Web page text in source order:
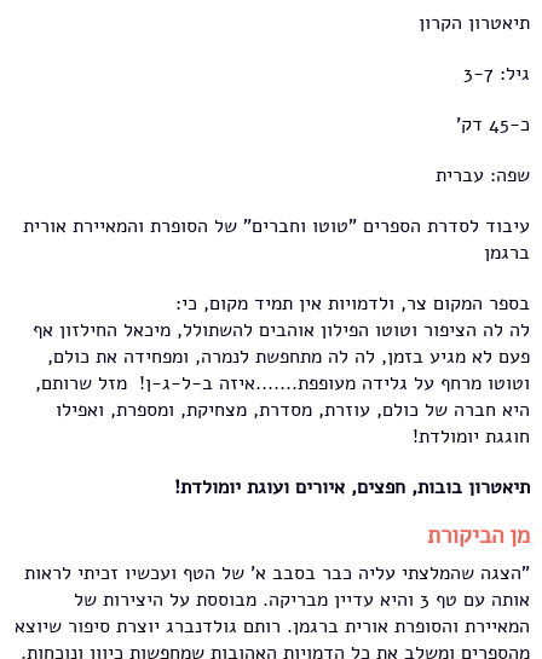
תיאטרון הקרון
גיל: 3-7
כ-45 דק'
שפה: עברית
עיבוד לסדרת הספרים "טוטו וחברים" של הסופרת והמאיירת אורית
ברגמן
בספר המקום צר, ולדמויות אין תמיד מקום, כי:
לה לה הציפור וטוטו הפילון אוהבים להשתולל, מיכאל החילזון אף
פעם לא מגיע בזמן, לה לה מתחפשת לנמרה, ומפחידה את כולם,
וטוטו מרחף על גלידה מעופפת.......איזה ב-ל-ג-ן! מזל שרותם,
היא חברה של כולם, עוזרת, מסדרת, מצחיקת, ומספרת, ואפילו
חוגגת יומולדת!
תיאטרון בובות, חפצים, איורים ועוגת יומולדת!
מן הביקורת
"הצגה שהמלצתי עליה כבר בסבב א' של הטף ועכשיו זכיתי לראות
אותה עם טף 3 והיא עדיין מבריקה. מבוססת על היצירות של
המאיירת והסופרת אורית ברגמן. רותם גולדנברג יוצרת סיפור שיוצא
מהספרים ומשלב את כל הדמויות האהובות שמחפשות כיוון ונוכחות.